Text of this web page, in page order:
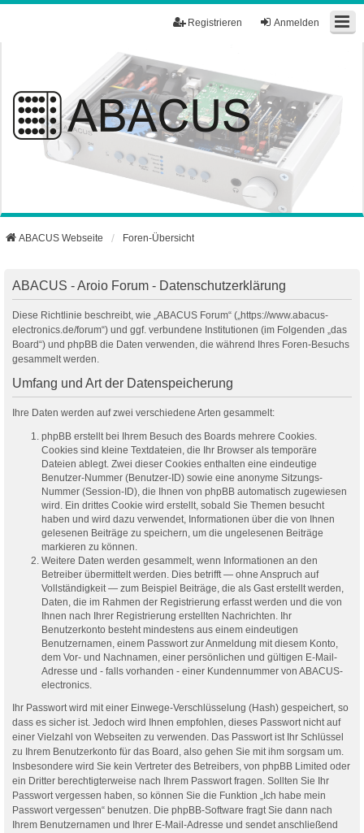
Anmelden
Registrieren
ABACUS Webseite Foren-Übersicht
ABACUS - Aroio Forum - Datenschutzerklärung
Diese Richtlinie beschreibt, wie „ABACUS Forum“ („https://www.abacus-
electronics.de/forum“) und ggf. verbundene Institutionen (im Folgenden „das
Board“) und phpBB die Daten verwenden, die während Ihres Foren-Besuchs
gesammelt werden.
Umfang und Art der Datenspeicherung
Ihre Daten werden auf zwei verschiedene Arten gesammelt:
phpBB erstellt bei Ihrem Besuch des Boards mehrere Cookies.
Cookies sind kleine Textdateien, die Ihr Browser als temporäre
Dateien ablegt. Zwei dieser Cookies enthalten eine eindeutige
Benutzer-Nummer (Benutzer-ID) sowie eine anonyme Sitzungs-
Nummer (Session-ID), die Ihnen von phpBB automatisch zugewiesen
wird. Ein drittes Cookie wird erstellt, sobald Sie Themen besucht
haben und wird dazu verwendet, Informationen über die von Ihnen
gelesenen Beiträge zu speichern, um die ungelesenen Beiträge
markieren zu können.
Weitere Daten werden gesammelt, wenn Informationen an den
Betreiber übermittelt werden. Dies betrifft — ohne Anspruch auf
Vollständigkeit — zum Beispiel Beiträge, die als Gast erstellt werden,
Daten, die im Rahmen der Registrierung erfasst werden und die von
Ihnen nach Ihrer Registrierung erstellten Nachrichten. Ihr
Benutzerkonto besteht mindestens aus einem eindeutigen
Benutzernamen, einem Passwort zur Anmeldung mit diesem Konto,
dem Vor- und Nachnamen, einer persönlichen und gültigen E-Mail-
Adresse und - falls vorhanden - einer Kundennummer von ABACUS-
electronics.
Ihr Passwort wird mit einer Einwege-Verschlüsselung (Hash) gespeichert, so
dass es sicher ist. Jedoch wird Ihnen empfohlen, dieses Passwort nicht auf
einer Vielzahl von Webseiten zu verwenden. Das Passwort ist Ihr Schlüssel
zu Ihrem Benutzerkonto für das Board, also gehen Sie mit ihm sorgsam um.
Insbesondere wird Sie kein Vertreter des Betreibers, von phpBB Limited oder
ein Dritter berechtigterweise nach Ihrem Passwort fragen. Sollten Sie Ihr
Passwort vergessen haben, so können Sie die Funktion „Ich habe mein
Passwort vergessen“ benutzen. Die phpBB-Software fragt Sie dann nach
Ihrem Benutzernamen und Ihrer E-Mail-Adresse und sendet anschließend